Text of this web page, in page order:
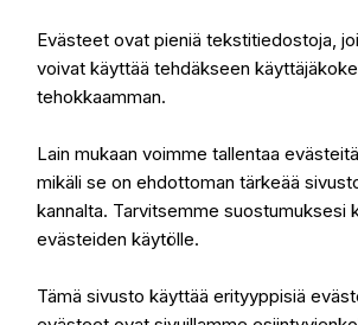
Evästeet ovat pieniä tekstitiedostoja,
voivat käyttää tehdäkseen
tehokkaamman.
Lain mukaan voimme tallentaa
mikäli se on ehdottoman tärkeää
kannalta. Tarvitsemme suostumuksesi
evästeiden käytölle.
Tämä sivusto käyttää erityyppisiä